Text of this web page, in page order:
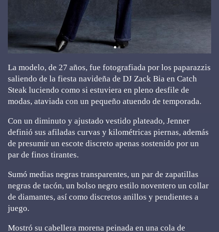
La modelo, de 27 años, fue fotografiada por los paparazzis
saliendo de la fiesta navideña de DJ Zack Bia en Catch
Steak luciendo como si estuviera en pleno desfile de
modas, ataviada con un pequeño atuendo de temporada.
Con un diminuto y ajustado vestido plateado, Jenner
definió sus afiladas curvas y kilométricas piernas, además
de presumir un escote discreto apenas sostenido por un
par de finos tirantes.
Sumó medias negras transparentes, un par de zapatillas
negras de tacón, un bolso negro estilo noventero un collar
de diamantes, así como discretos anillos y pendientes a
juego.
Mostró su cabellera morena peinada en una cola de